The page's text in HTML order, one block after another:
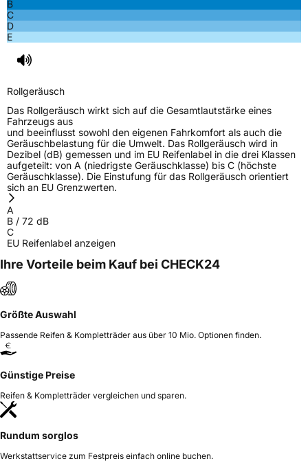
B
C
D
E
Rollgeräusch
Das Rollgeräusch wirkt sich auf die Gesamtlautstärke eines
Fahrzeugs aus
und beeinflusst sowohl den eigenen Fahrkomfort als auch die
Geräuschbelastung für die Umwelt. Das Rollgeräusch wird in
Dezibel (dB) gemessen und im EU Reifenlabel in die drei Klassen
aufgeteilt: von A (niedrigste Geräuschklasse) bis C (höchste
Geräuschklasse). Die Einstufung für das Rollgeräusch orientiert
sich an EU Grenzwerten.
A
B / 72 dB
C
EU Reifenlabel anzeigen
Ihre Vorteile beim Kauf bei CHECK24
Größte Auswahl
Passende Reifen & Kompletträder aus über 10 Mio. Optionen finden.
Günstige Preise
Reifen & Kompletträder vergleichen und sparen.
Rundum sorglos
Werkstattservice zum Festpreis einfach online buchen.